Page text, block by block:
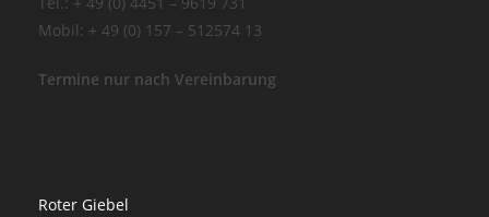
Mobil: + 49 (0) 157 – 512574 13
Termine nur nach Vereinbarung
Roter Giebel